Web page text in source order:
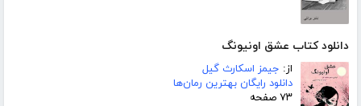
دانلود کتاب عشق اونیونگ
از: جیمز اسکارث گیل
دانلود رایگان بهترین رمان‌ها
۷۳ صفحه